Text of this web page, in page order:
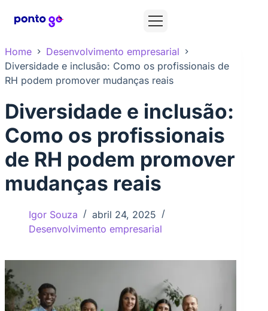
Home
Desenvolvimento empresarial
Diversidade e inclusão: Como os profissionais de
RH podem promover mudanças reais
Diversidade e inclusão:
Como os profissionais
de RH podem promover
mudanças reais
Igor Souza
abril 24, 2025
Desenvolvimento empresarial